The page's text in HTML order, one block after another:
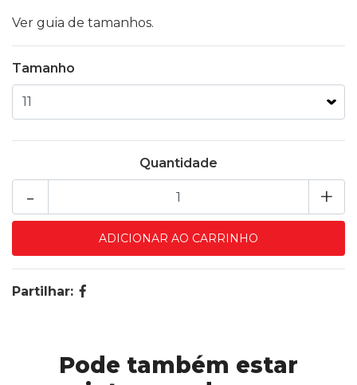
Ver guia de tamanhos.
Tamanho
Quantidade
+
-
Partilhar:
Pode também estar